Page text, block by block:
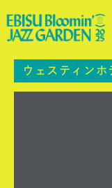
ウェスティンホ